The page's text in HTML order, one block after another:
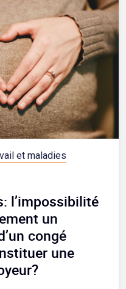
et maladies
l’impossibilité
un
congé
une